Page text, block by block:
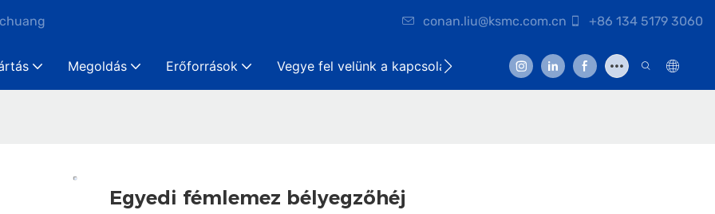
conan.liu@ksmc.com.cn +86 134 5179 3060
Megoldás Erőforrások Vegye fel velünk a kapcsolatot
Egyedi fémlemez bélyegzőhéj